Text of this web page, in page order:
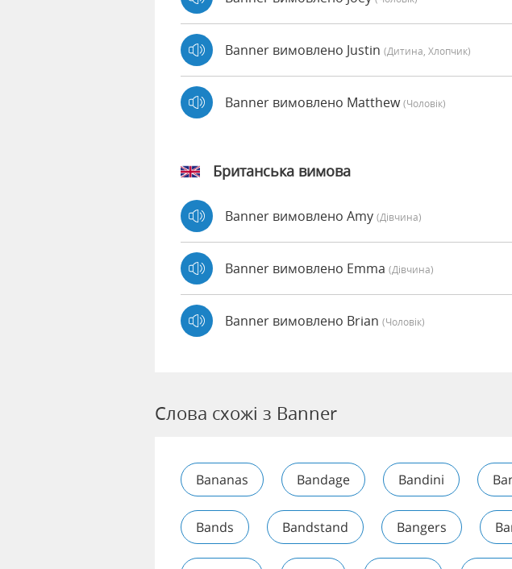
Banner вимовлено Justin (дитина, Хлопчик)
Banner вимовлено Matthew(чоловік)
Британська вимова
Banner вимовлено Amy (дівчина)
Banner вимовлено Emma (дівчина)
Banner вимовлено Brian (чоловік)
Слова схожі з Banner
Bananas Bandage Bandini
Bands Bandstand Bangers